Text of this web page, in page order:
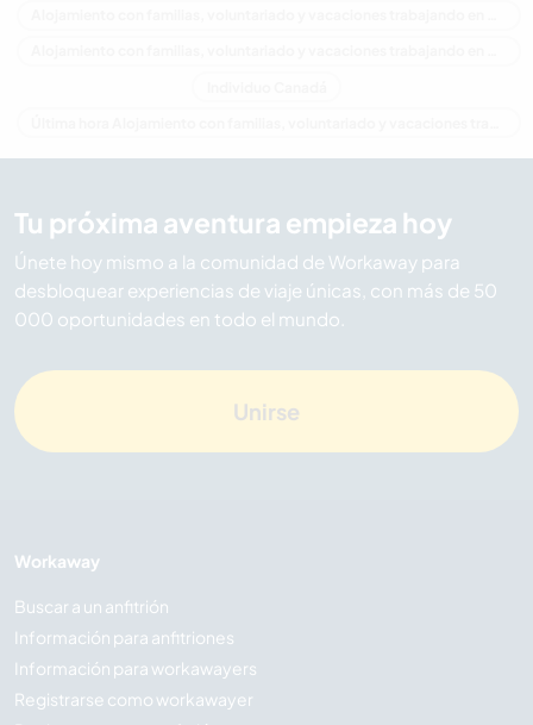
Tu próxima aventura empieza hoy
Únete hoy mismo a la comunidad de Workaway para
desbloquear experiencias de viaje únicas, con más de 50
000 oportunidades en todo el mundo.
Unirse
Workaway
Buscar a un anfitrión
Información para anfitriones
Información para workawayers
Registrarse como workawayer